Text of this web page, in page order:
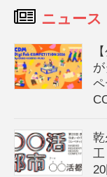
ニュース